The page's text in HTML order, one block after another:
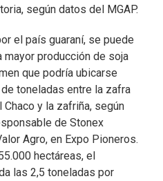
según datos del MGAP.
el país guaraní, se puede
mayor producción de soja
que podría ubicarse
toneladas entre la zafra
y la zafriña, según
de Stonex
Agro, en Expo Pioneros.
hectáreas, el
las 2,5 toneladas por